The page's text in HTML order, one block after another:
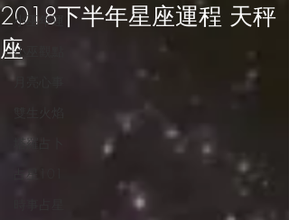
小巫年運
小巫觀點
塔羅占卜
占星101
2018下半年星座運程 天秤
座